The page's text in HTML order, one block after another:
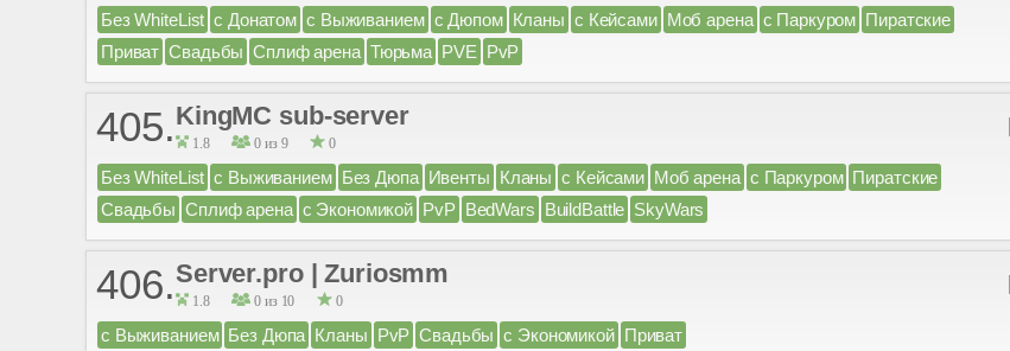
Без WhiteList с Донатом с Выживанием с Дюпом Кланы с Кейсами Моб арена с Паркуром Пиратские
Приват Свадьбы Сплиф арена Тюрьма PVE PvP
405.KingMC sub-server
1.8 0 из 9 0
Без WhiteList с Выживанием Без Дюпа Ивенты Кланы с Кейсами Моб арена с Паркуром Пиратские
Свадьбы Сплиф арена с Экономикой PvP BedWars BuildBattle SkyWars
406.Server.pro | Zuriosmm
1.8 0 из 10 0
с Выживанием Без Дюпа Кланы PvP Свадьбы с Экономикой Приват